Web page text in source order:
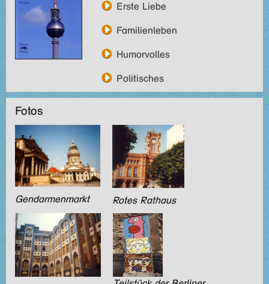
Erste Liebe
Familienleben
Humorvolles
Politisches
Fotos
Gendarmenmarkt Rotes Rathaus